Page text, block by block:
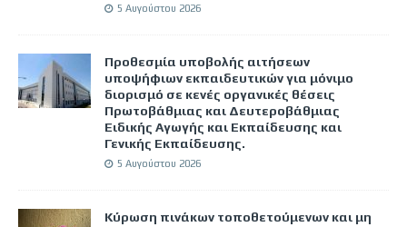
5 Αυγούστου 2026
Προθεσμία υποβολής αιτήσεων
υποψήφιων εκπαιδευτικών για μόνιμο
διορισμό σε κενές οργανικές θέσεις
Πρωτοβάθμιας και Δευτεροβάθμιας
Ειδικής Αγωγής και Εκπαίδευσης και
Γενικής Εκπαίδευσης.
5 Αυγούστου 2026
Κύρωση πινάκων τοποθετούμενων και μη